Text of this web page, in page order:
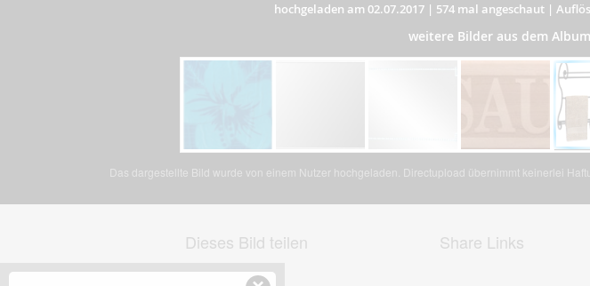
hochgeladen am 02.07.2017 | 574 mal angeschaut |
weitere Bilder aus dem Album
Das dargestellte Bild wurde von einem Nutzer hochgeladen. Directupload übernimmt keinerlei
Dieses Bild teilen Share Links